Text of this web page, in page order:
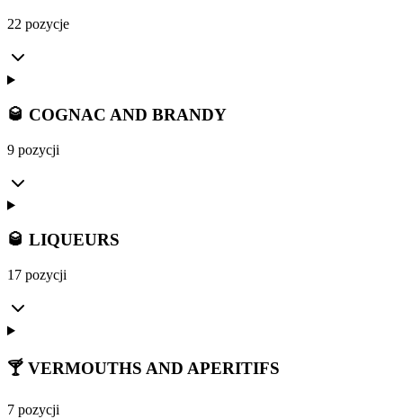
22 pozycje
🥃 COGNAC AND BRANDY
9 pozycji
🥃 LIQUEURS
17 pozycji
🍸 VERMOUTHS AND APERITIFS
7 pozycji